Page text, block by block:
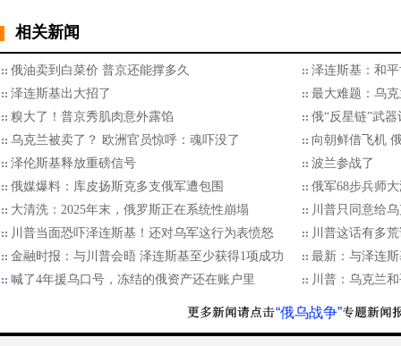
相关新闻
俄油卖到白菜价 普京还能撑多久
泽连斯基：和
泽连斯基出大招了
最大难题：乌
糗大了！普京秀肌肉意外露馅
俄“反星链”武
乌克兰被卖了？ 欧洲官员惊呼：魂吓没了
向朝鲜借飞机
泽伦斯基释放重磅信号
波兰参战了
俄媒爆料：库皮扬斯克多支俄军遭包围
俄军68步兵师
大清洗：2025年末，俄罗斯正在系统性崩塌
川普只同意给
川普当面恐吓泽连斯基！还对乌军这行为表愤怒
川普这话有多
金融时报：与川普会晤 泽连斯基至少获得1项成功
最新：与泽连
喊了4年援乌口号，冻结的俄资产还在账户里
川普：乌克兰
“俄乌战争”